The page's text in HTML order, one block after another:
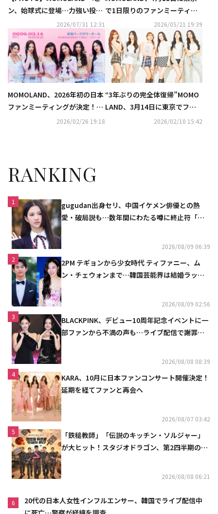
ン、始球式に登場…力強い投球
2026/07/31 12:31
で1日限りのファンミーティン
2026/05/21 19:39
MOMOLAND、2026年初の日本
ファンミーティングが決定！ホ
ワイトデーに東京にて開催
2026/02/26 19:18
“3年ぶりの完全体復帰”MOMO
LAND、3月14日に東京でファ
ンミーティング開催決定！
2026/02/10 15:42
RANKING
1
gugudan出身セリ、中国イケメン俳優との熱
愛・破局説も…数年間にわたる噂に終止符「邪
2026/08/09 06:39
2
2PM テギョンから少女時代 ティファニー、ム
ン・チェウォンまで…韓国芸能界は結婚ラッシ
2026/08/09 02:56
3
BLACKPINK、デビュー10周年記念イベントに一
部ファンから不満の声も…ライブ配信で謝罪
2026/08/08 08:39
4
KARA、10月に日本ファンコンサート開催決定！
延期を経てファンと再会へ
2026/08/07 03:42
5
「鉄槌教師」「伝説のキッチン・ソルジャー」
が大ヒット！スタジオドラゴン、第2四半期の売
2026/08/08 06:21
6
20代の日本人女性インフルエンサー、韓国でライブ配信中